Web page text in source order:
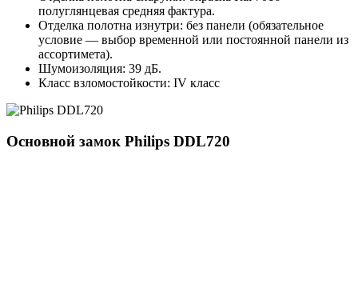
полуглянцевая средняя фактура.
Отделка полотна изнутри: без панели (обязательное
условие — выбор временной или постоянной панели из
ассортимета).
Шумоизоляция: 39 дБ.
Класс взломостойкости: IV класс
Основной замок Philips DDL720